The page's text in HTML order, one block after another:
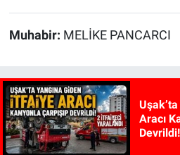
Muhabir: MELİKE PANCARCI
Aracı